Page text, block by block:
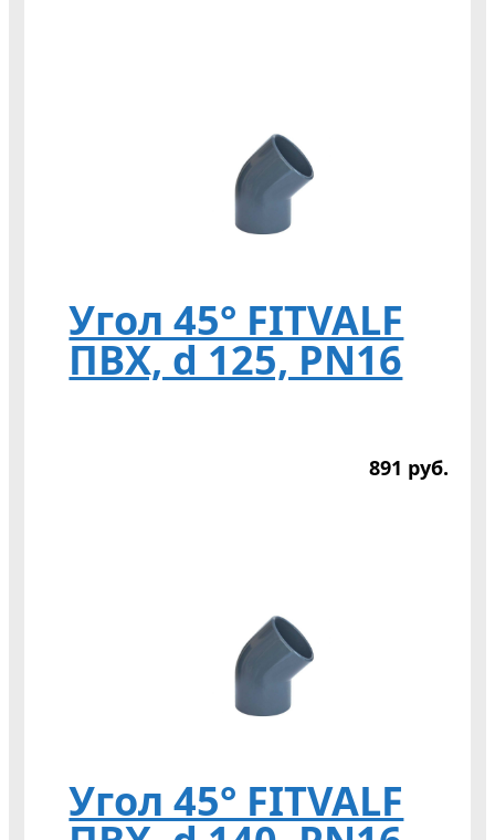
Угол 45° FITVALF
ПВХ, d 125, PN16
891 руб.
Угол 45° FITVALF